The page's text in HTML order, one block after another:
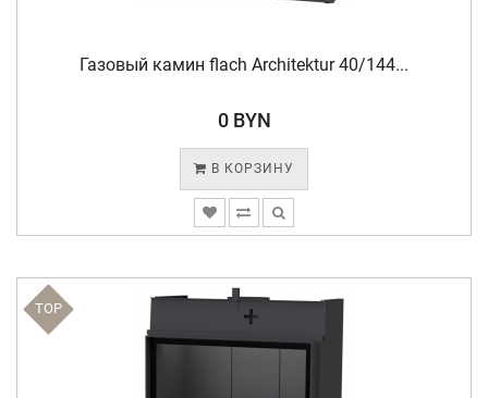
Газовый камин flach Architektur 40/144...
0 BYN
В КОРЗИНУ
TOP